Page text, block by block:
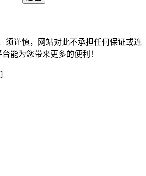
须谨慎，网站对此不承担任何保证或连
能为您带来更多的便利！
]